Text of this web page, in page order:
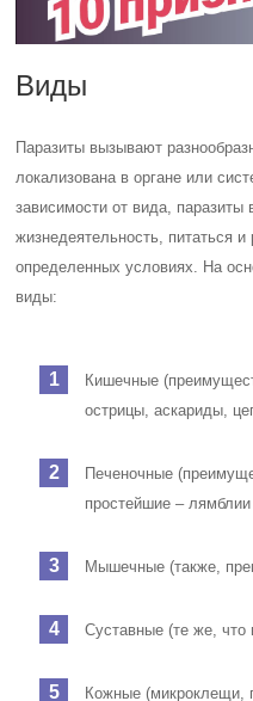
Виды
Паразиты вызывают
локализована в органе или
зависимости от вида, паразиты
жизнедеятельность, питаться
определенных условиях. На
виды:
Кишечные
острицы, аскариды,
Печеночные
простейшие –
Мышечные (также,
Суставные (те же,
Кожные (микроклещи,